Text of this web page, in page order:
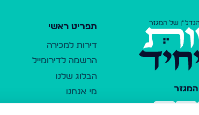
תפריט ראשי
דירות למכירה
הרשמה לדירומייל
הבלוג שלנו
מי אנחנו